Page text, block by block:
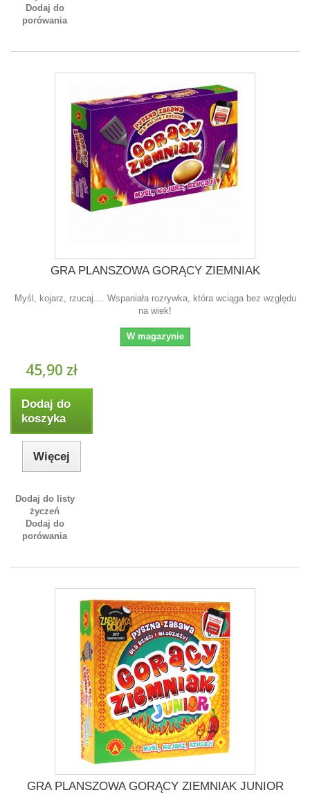
Dodaj do
porówania
GRA PLANSZOWA GORĄCY ZIEMNIAK
Myśl, kojarz, rzucaj.... Wspaniała rozrywka, która wciąga bez względu
na wiek!
W magazynie
45,90 zł
Dodaj do
koszyka
Więcej
Dodaj do listy
życzeń
Dodaj do
porówania
GRA PLANSZOWA GORĄCY ZIEMNIAK JUNIOR